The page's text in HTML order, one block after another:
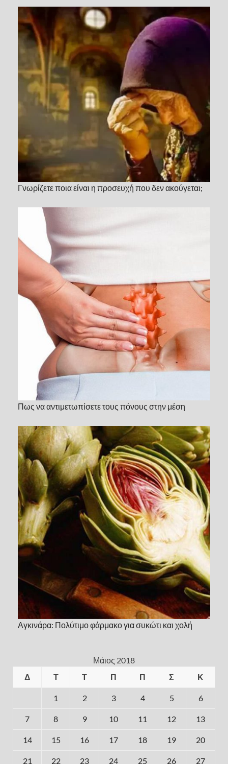
Γνωρίζετε ποια είναι η προσευχή που δεν ακούγεται;
Πως να αντιμετωπίσετε τους πόνους στην μέση
Αγκινάρα: Πολύτιμο φάρμακο για συκώτι και χολή
Μάιος 2018
Δ
Τ Τ Π Π Σ Κ
1 2 3 4 5 6
7 8 9 10 11 12 13
14 15 16 17 18 19 20
21 22 23 24 25 26 27